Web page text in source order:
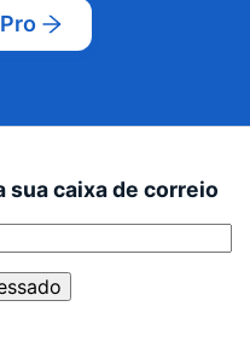
sua caixa de correio